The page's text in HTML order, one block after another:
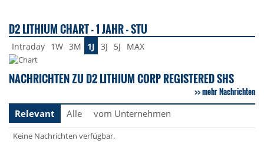
D2 LITHIUM CHART - 1 JAHR - STU
Intraday 1W 3M 1J 3J 5J MAX
NACHRICHTEN ZU D2 LITHIUM CORP REGISTERED SHS
mehr Nachrichten
Relevant
Alle vom Unternehmen
Keine Nachrichten verfügbar.